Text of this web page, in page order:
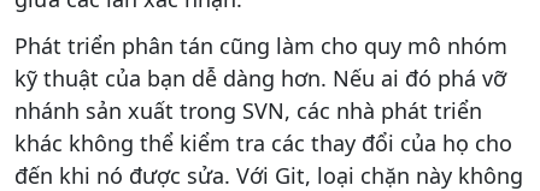
Phát triển phân tán cũng làm cho quy mô nhóm
kỹ thuật của bạn dễ dàng hơn. Nếu ai đó phá vỡ
nhánh sản xuất trong SVN, các nhà phát triển
khác không thể kiểm tra các thay đổi của họ cho
đến khi nó được sửa. Với Git, loại chặn này không